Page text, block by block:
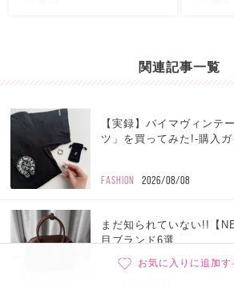
お気に入りに追加す
関連記事一覧
【実録】バイマヴィンテ
ツ」を買ってみた!-購入
FASHION 2026/08/08
まだ知られていない!!【
目ブランド6選